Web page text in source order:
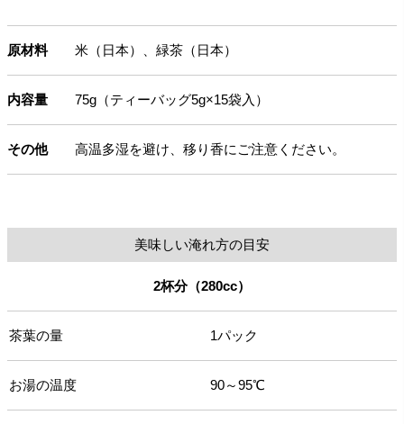
原材料 米（日本）、緑茶（日本）
内容量 75g（ティーバッグ5g×15袋入）
その他 高温多湿を避け、移り香にご注意ください。
美味しい淹れ方の目安
2杯分（280cc）
茶葉の量 1パック
お湯の温度 90～95℃